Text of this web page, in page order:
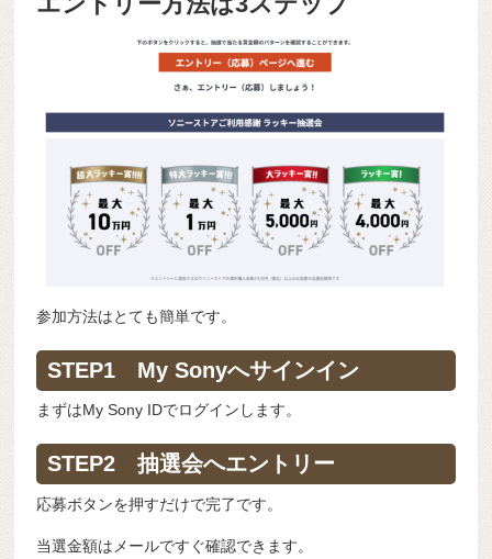
参加方法はとても簡単です。
STEP1 My Sonyへサインイン
まずはMy Sony IDでログインします。
STEP2 抽選会へエントリー
応募ボタンを押すだけで完了です。
当選金額はメールですぐ確認できます。